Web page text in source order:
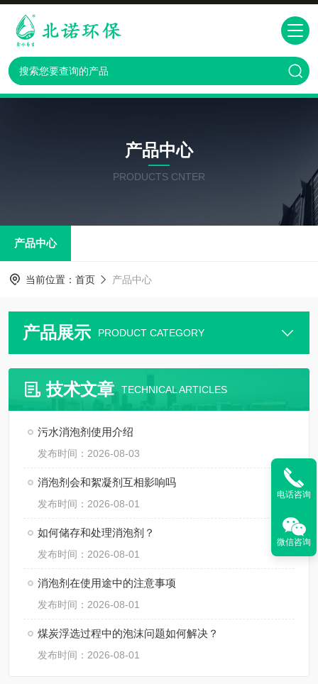
产品中心
PRODUCTS CNTER
产品中心
当前位置： 首页 产品中心
产品展示 PRODUCT CATEGORY
技术文章 TECHNICAL ARTICLES
污水消泡剂使用介绍
发布时间：2026-08-03
消泡剂会和絮凝剂互相影响吗
发布时间：2026-08-01
如何储存和处理消泡剂？
发布时间：2026-08-01
消泡剂在使用途中的注意事项
发布时间：2026-08-01
煤炭浮选过程中的泡沫问题如何解决？
发布时间：2026-08-01
电话咨询
微信咨询